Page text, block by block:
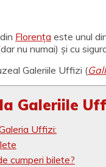
Florența este unul
nu numai) și cu
Galeriile Uffizi (
Galeriile
Uffizi:
cumperi bilete?